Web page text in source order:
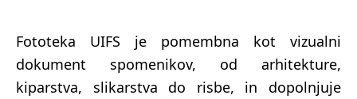
Fototeka UIFS je pomembna kot vizualni
dokument spomenikov, od arhitekture,
kiparstva, slikarstva do risbe, in dopolnjuje